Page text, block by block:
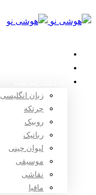
زبان انگلیسی
چرتکه
روبیک
رباتیک
لیوان چینی
موسیقی
نقاشی
مافیا